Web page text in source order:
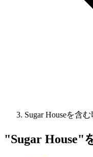
Sugar Houseを含
"Sugar House"